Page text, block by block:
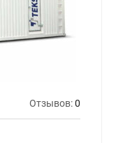
Отзывов:0